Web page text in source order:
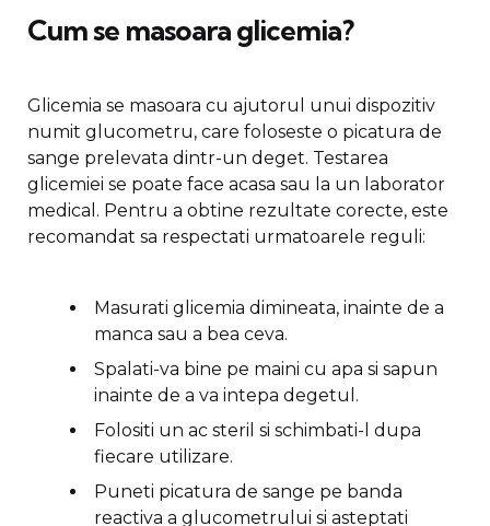
Cum se masoara glicemia?
Glicemia se masoara cu ajutorul unui dispozitiv
numit glucometru, care foloseste o picatura de
sange prelevata dintr-un deget. Testarea
glicemiei se poate face acasa sau la un laborator
medical. Pentru a obtine rezultate corecte, este
recomandat sa respectati urmatoarele reguli:
Masurati glicemia dimineata, inainte de a
manca sau a bea ceva.
Spalati-va bine pe maini cu apa si sapun
inainte de a va intepa degetul.
Folositi un ac steril si schimbati-l dupa
fiecare utilizare.
Puneti picatura de sange pe banda
reactiva a glucometrului si asteptati